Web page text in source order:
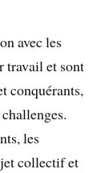
avec les
travail et sont
conquérants,
les
collectif et